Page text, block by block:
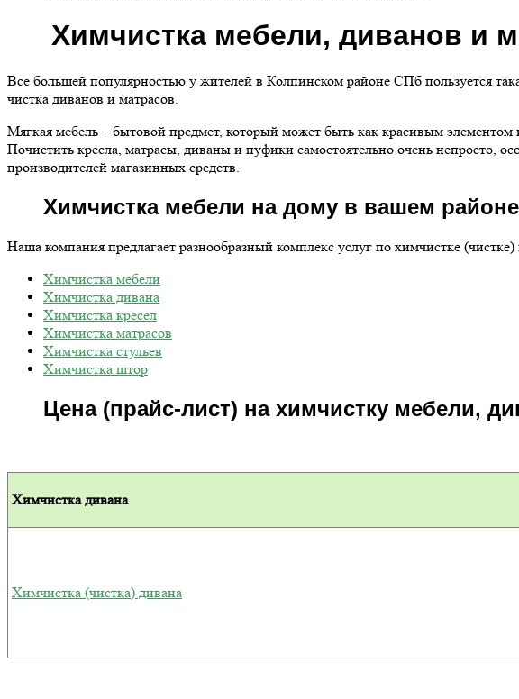
Химчистка мебели, диванов и
Все большей популярностью у жителей в Колпинском районе СПб пользуется
чистка диванов и матрасов.
Мягкая мебель – бытовой предмет, который может быть как красивым
Почистить кресла, матрасы, диваны и пуфики самостоятельно очень непросто,
производителей магазинных средств.
Химчистка мебели на дому в вашем районе
Наша компания предлагает разнообразный комплекс услуг по химчистке
Химчистка мебели
Химчистка дивана
Химчистка кресел
Химчистка матрасов
Химчистка стульев
Химчистка штор
Цена (прайс-лист) на химчистку мебели,
Химчистка дивана
Химчистка (чистка) дивана